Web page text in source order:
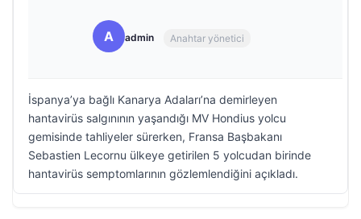
A admin Anahtar yönetici
İspanya’ya bağlı Kanarya Adaları’na demirleyen
hantavirüs salgınının yaşandığı MV Hondius yolcu
gemisinde tahliyeler sürerken, Fransa Başbakanı
Sebastien Lecornu ülkeye getirilen 5 yolcudan birinde
hantavirüs semptomlarının gözlemlendiğini açıkladı.